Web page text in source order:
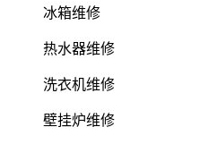
冰箱维修
热水器维修
洗衣机维修
壁挂炉维修